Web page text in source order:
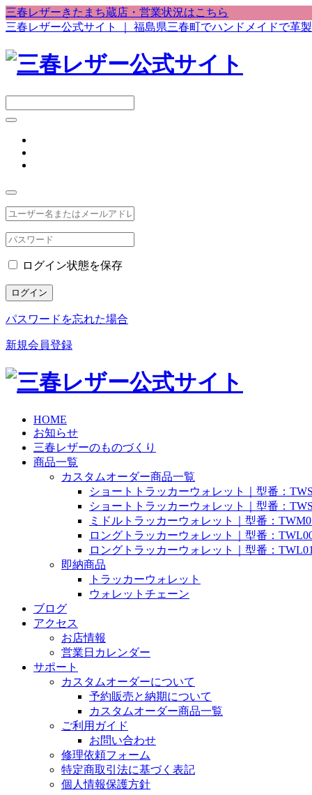
三春レザーきたまち蔵店・営業状況はこちら
三春レザー公式サイト ｜ 福島県三春町でハンドメイドで革
ログイン状態を保存
ログイン
パスワードを忘れた場合
新規会員登録
HOME
お知らせ
三春レザーのものづくり
商品一覧
カスタムオーダー商品一覧
ショートトラッカーウォレット｜型番：
ショートトラッカーウォレット｜型番：
ミドルトラッカーウォレット｜型番：
ロングトラッカーウォレット｜型番：
ロングトラッカーウォレット｜型番：TWL01
即納商品
トラッカーウォレット
ウォレットチェーン
ブログ
アクセス
お店情報
営業日カレンダー
サポート
カスタムオーダーについて
予約販売と納期について
カスタムオーダー商品一覧
ご利用ガイド
お問い合わせ
修理依頼フォーム
特定商取引法に基づく表記
個人情報保護方針